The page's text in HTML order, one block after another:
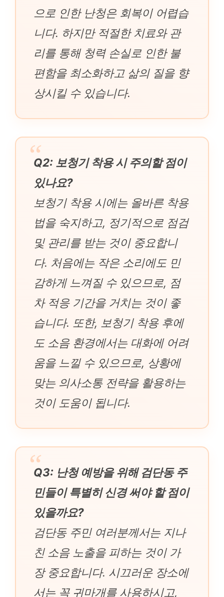
으로 인한 난청은 회복이 어렵습
니다. 하지만 적절한 치료와 관
리를 통해 청력 손실로 인한 불
편함을 최소화하고 삶의 질을 향
상시킬 수 있습니다.
Q2: 보청기 착용 시 주의할 점이
있나요?
보청기 착용 시에는 올바른 착용
법을 숙지하고, 정기적으로 점검
및 관리를 받는 것이 중요합니
다. 처음에는 작은 소리에도 민
감하게 느껴질 수 있으므로, 점
차 적응 기간을 거치는 것이 좋
습니다. 또한, 보청기 착용 후에
도 소음 환경에서는 대화에 어려
움을 느낄 수 있으므로, 상황에
맞는 의사소통 전략을 활용하는
것이 도움이 됩니다.
Q3: 난청 예방을 위해 검단동 주
민들이 특별히 신경 써야 할 점이
있을까요?
검단동 주민 여러분께서는 지나
친 소음 노출을 피하는 것이 가
장 중요합니다. 시끄러운 장소에
서는 꼭 귀마개를 사용하시고,